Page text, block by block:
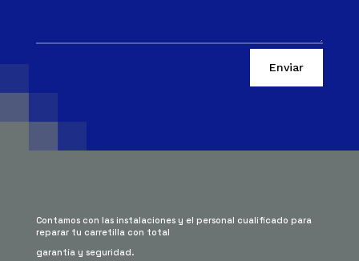
Enviar
Contamos con las instalaciones y el personal cualificado para
reparar tu carretilla con total
garantía y seguridad.